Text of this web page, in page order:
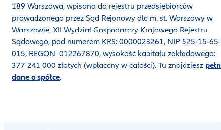
189 Warszawa, wpisana do rejestru przedsiębiorców
prowadzonego przez Sąd Rejonowy dla m. st. Warszawy w
Warszawie, XII Wydział Gospodarczy Krajowego Rejestru
Sądowego, pod numerem KRS: 0000028261, NIP 525-15-65-
015, REGON 012267870, wysokość kapitału zakładowego:
377 241 000 złotych (wpłacony w całości). Tu znajdziesz
dane o spółce.